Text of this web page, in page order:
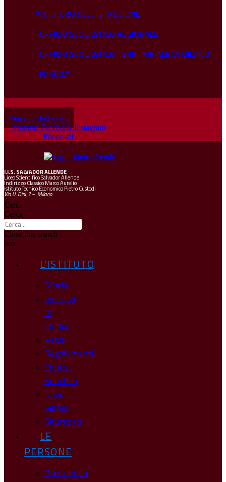
MINISTERO DELL'ISTRUZIONE
UFFICIO SCOLASTICO REGIONALE
UFFICIO SCOLASTICO TERRITORIALE DI MILANO
PRIVACY
Registro Elettronico
Youtube Facebook Instagram
Phone-alt
I.I.S.SALVADOR ALLENDE
Liceo Scientifico Salvador Allende
Indirizzo Classico Marco Aurelio
Istituto Tecnico Economico Pietro Custodi
Via U. Dini, 7 – Milano
Cerca
Cerca
Close this search
box.
L’ISTITUTO
Storia
Indirizzi
di
studio
PTOF
Regolamenti
Centro
Sportivo
Dove
Siamo
Sicurezza
LE
PERSONE
Presidenza